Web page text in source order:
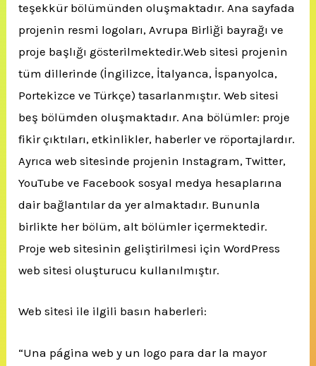
teşekkür bölümünden oluşmaktadır. Ana sayfada
projenin resmi logoları, Avrupa Birliği bayrağı ve
proje başlığı gösterilmektedir.Web sitesi projenin
tüm dillerinde (İngilizce, İtalyanca, İspanyolca,
Portekizce ve Türkçe) tasarlanmıştır. Web sitesi
beş bölümden oluşmaktadır. Ana bölümler: proje
fikir çıktıları, etkinlikler, haberler ve röportajlardır.
Ayrıca web sitesinde projenin Instagram, Twitter,
YouTube ve Facebook sosyal medya hesaplarına
dair bağlantılar da yer almaktadır. Bununla
birlikte her bölüm, alt bölümler içermektedir.
Proje web sitesinin geliştirilmesi için WordPress
web sitesi oluşturucu kullanılmıştır.
Web sitesi ile ilgili basın haberleri:
“Una página web y un logo para dar la mayor